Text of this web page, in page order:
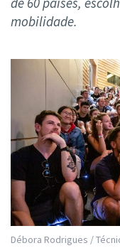
mobilidade.
Débora Rodrigues /